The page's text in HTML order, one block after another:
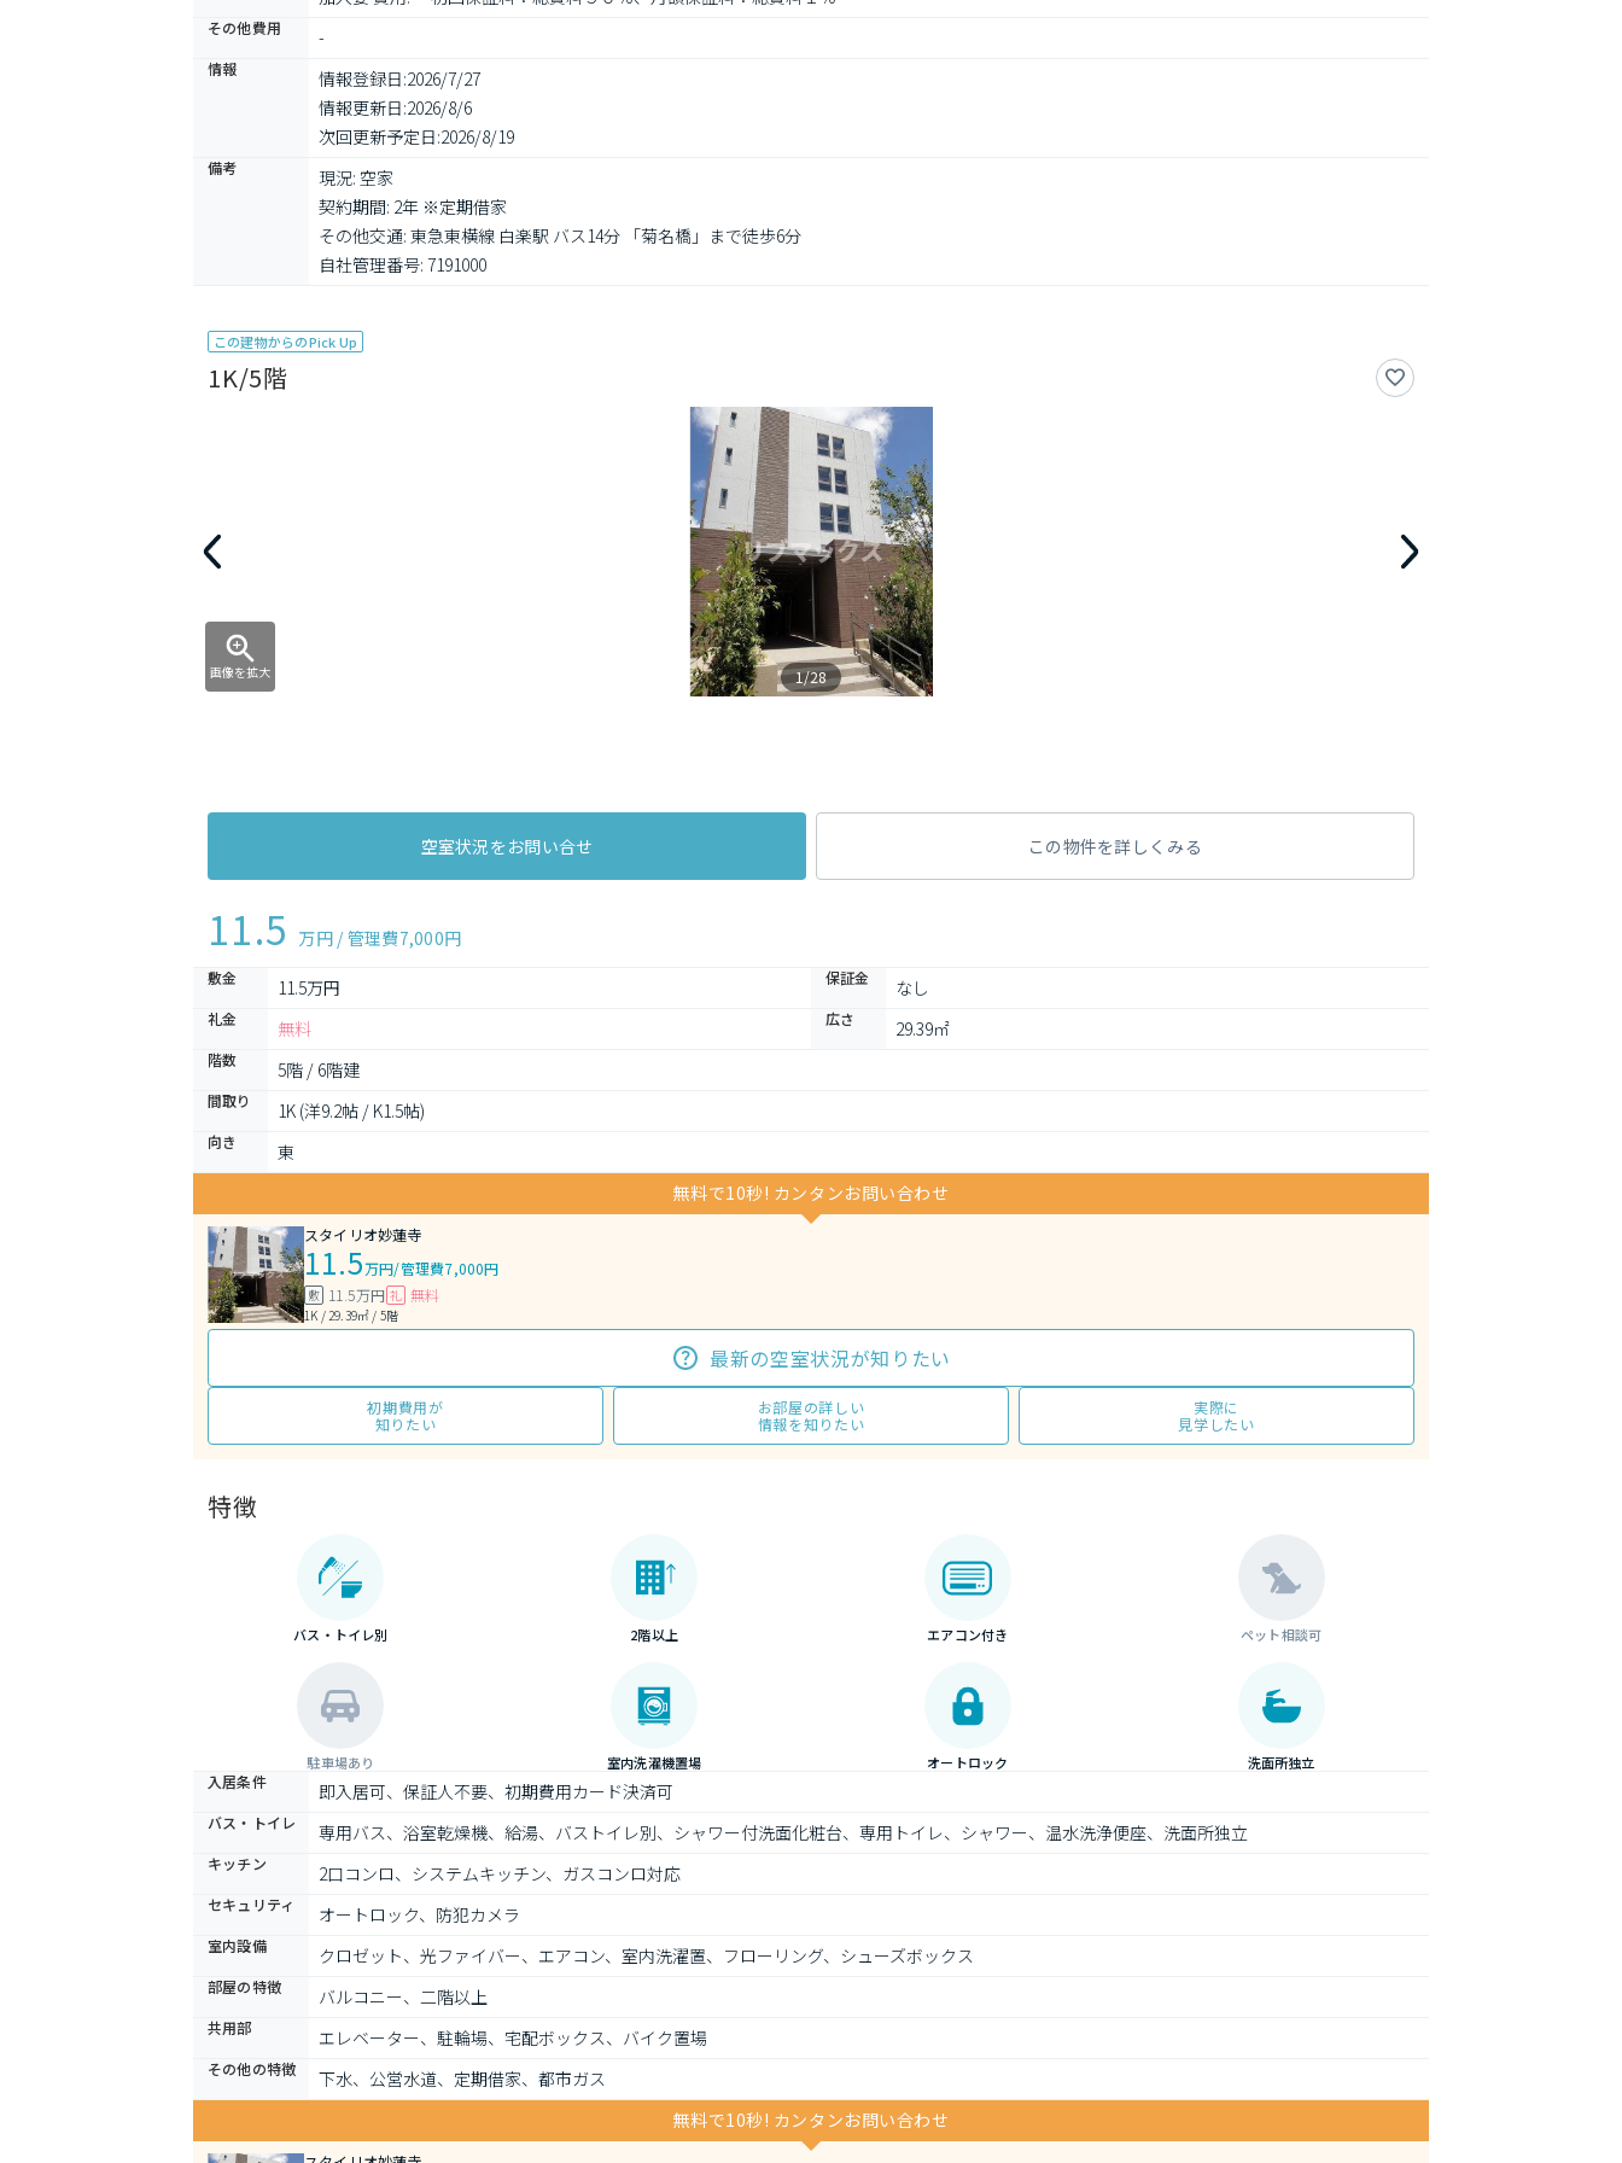
その他費用 -
情報 情報登録日:2026/7/27
情報更新日:2026/8/6
次回更新予定日:2026/8/19
備考
現況: 空家
契約期間: 2年 ※定期借家
その他交通: 東急東横線 白楽駅 バス14分 「菊名橋」まで徒歩6分
自社管理番号: 7191000
この建物からのPick Up
1K/5階
画像を拡大 1/28
空室状況をお問い合せ この物件を詳しくみる
11.5 万円 / 管理費7,000円
敷金 11.5万円 保証金 なし
礼金 無料 広さ 29.39㎡
階数 5階 / 6階建
間取り 1K (洋9.2帖 / K1.5帖)
向き
東
無料で10秒! カンタンお問い合わせ
スタイリオ妙蓮寺
11.5万円/管理費7,000円
敷 11.5万円 礼 無料
1K / 29.39㎡ / 5階
最新の空室状況が知りたい
初期費用が
知りたい
お部屋の詳しい
情報を知りたい
実際に
見学したい
特徴
バス・トイレ別 2階以上 エアコン付き ペット相談可
駐車場あり 室内洗濯機置場 オートロック 洗面所独立
入居条件 即入居可、保証人不要、初期費用カード決済可
バス・トイレ 専用バス、浴室乾燥機、給湯、バストイレ別、シャワー付洗面化粧台、専用トイレ、シャワー、温水洗浄便座、洗面所独立
キッチン 2口コンロ、システムキッチン、ガスコンロ対応
セキュリティ オートロック、防犯カメラ
室内設備 クロゼット、光ファイバー、エアコン、室内洗濯置、フローリング、シューズボックス
部屋の特徴 バルコニー、二階以上
共用部 エレベーター、駐輪場、宅配ボックス、バイク置場
その他の特徴
下水、公営水道、定期借家、都市ガス
無料で10秒! カンタンお問い合わせ